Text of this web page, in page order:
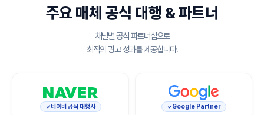
주요 매체 공식 대행 & 파트너
채널별 공식 파트너십으로
최적의 광고 성과를 제공합니다.
네이버 공식 대행사 Google Partner